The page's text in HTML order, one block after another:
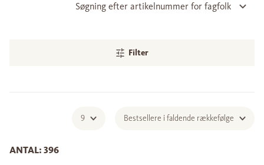
Søgning efter artikelnummer for fagfolk
Filter
ANTAL: 396
9 Bestsellere i faldende rækkefølge